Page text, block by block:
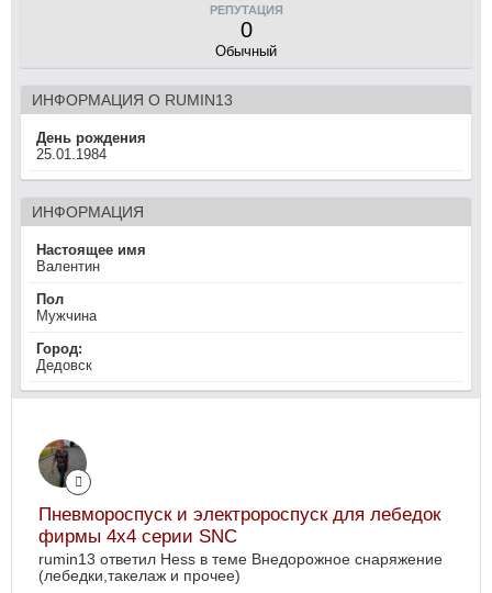
РЕПУТАЦИЯ
0
Обычный
ИНФОРМАЦИЯ О RUMIN13
День рождения
25.01.1984
ИНФОРМАЦИЯ
Настоящее имя
Валентин
Пол
Мужчина
Город:
Дедовск
Пневмороспуск и электророспуск для лебедок
фирмы 4х4 серии SNC
rumin13 ответил Hess в теме Внедорожное снаряжение
(лебедки,такелаж и прочее)